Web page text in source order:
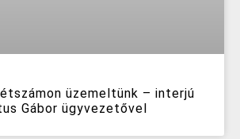
üzemeltünk – interjú
Gábor ügyvezetővel